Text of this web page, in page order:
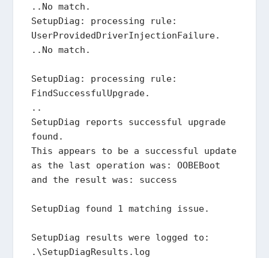
..No match.
SetupDiag: processing rule:
UserProvidedDriverInjectionFailure.
..No match.
SetupDiag: processing rule:
FindSuccessfulUpgrade.
..
SetupDiag reports successful upgrade
found.
This appears to be a successful update
as the last operation was: OOBEBoot
and the result was: success
SetupDiag found 1 matching issue.
SetupDiag results were logged to:
.\SetupDiagResults.log